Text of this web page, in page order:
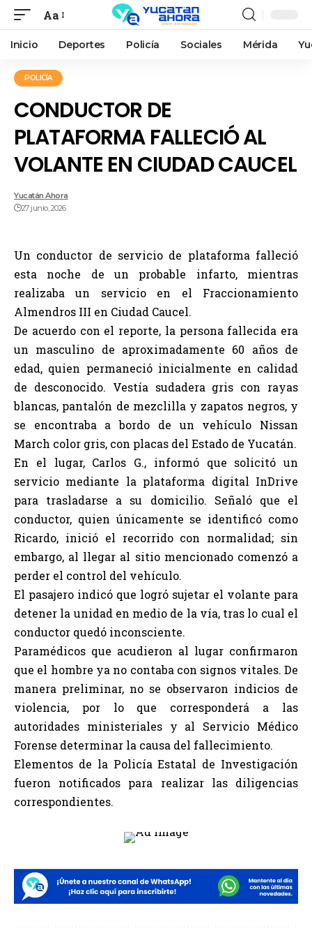
Aa
Inicio Deportes Policía Sociales Mérida
POLICÍA
CONDUCTOR DE
PLATAFORMA FALLECIÓ AL
VOLANTE EN CIUDAD CAUCEL
Yucatán Ahora
27 junio, 2026
Un conductor de servicio de plataforma falleció
esta noche de un probable infarto, mientras
realizaba un servicio en el Fraccionamiento
Almendros III en Ciudad Caucel.
De acuerdo con el reporte, la persona fallecida era
un masculino de aproximadamente 60 años de
edad, quien permaneció inicialmente en calidad
de desconocido. Vestía sudadera gris con rayas
blancas, pantalón de mezclilla y zapatos negros, y
se encontraba a bordo de un vehículo Nissan
March color gris, con placas del Estado de Yucatán.
En el lugar, Carlos G., informó que solicitó un
servicio mediante la plataforma digital InDrive
para trasladarse a su domicilio. Señaló que el
conductor, quien únicamente se identificó como
Ricardo, inició el recorrido con normalidad; sin
embargo, al llegar al sitio mencionado comenzó a
perder el control del vehículo.
El pasajero indicó que logró sujetar el volante para
detener la unidad en medio de la vía, tras lo cual el
conductor quedó inconsciente.
Paramédicos que acudieron al lugar confirmaron
que el hombre ya no contaba con signos vitales. De
manera preliminar, no se observaron indicios de
violencia, por lo que corresponderá a las
autoridades ministeriales y al Servicio Médico
Forense determinar la causa del fallecimiento.
Elementos de la Policía Estatal de Investigación
fueron notificados para realizar las diligencias
correspondientes.